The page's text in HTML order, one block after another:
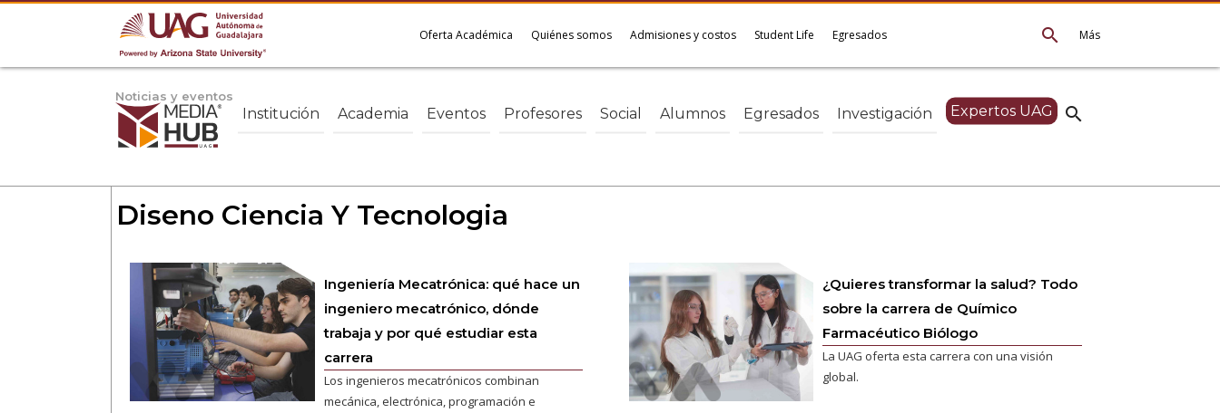
Más
search
Oferta Académica Quiénes somos Admisiones y costos Student Life Egresados
Noticias y eventos
search
Institución Academia Eventos Profesores Social Alumnos Egresados Investigación Expertos UAG
Diseno Ciencia Y Tecnologia
Ingeniería Mecatrónica: qué hace un
ingeniero mecatrónico, dónde
trabaja y por qué estudiar esta
carrera
Los ingenieros mecatrónicos combinan
mecánica, electrónica, programación e
¿Quieres transformar la salud? Todo
sobre la carrera de Químico
Farmacéutico Biólogo
La UAG oferta esta carrera con una visión
global.